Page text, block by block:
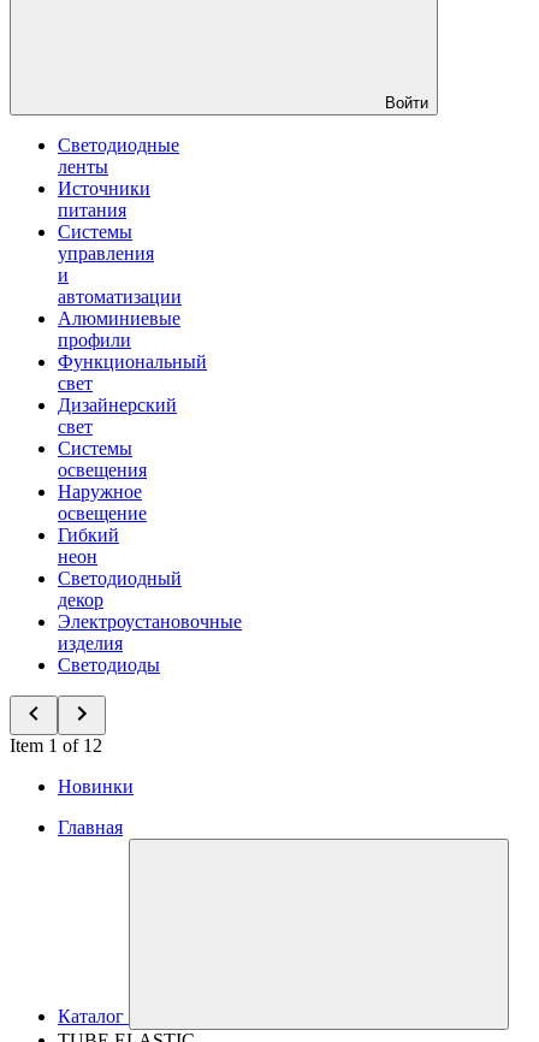
Войти
Светодиодные
ленты
Источники
питания
Системы
управления
и
автоматизации
Алюминиевые
профили
Функциональный
свет
Дизайнерский
свет
Системы
освещения
Наружное
освещение
Гибкий
неон
Светодиодный
декор
Электроустановочные
изделия
Светодиоды
Item 1 of 12
Новинки
Главная
Каталог